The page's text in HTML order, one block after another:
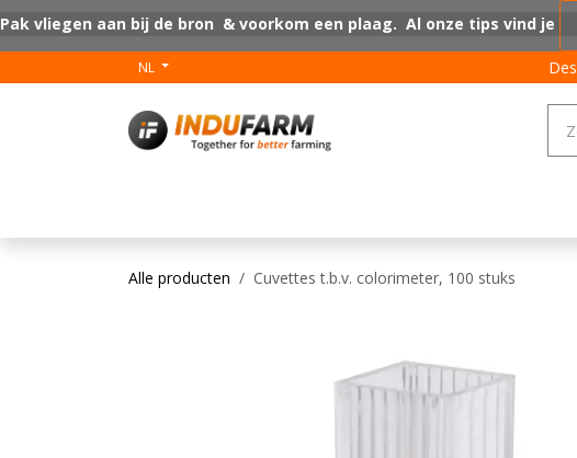
Pak vliegen aan bij de bron & voorkom een plaag. Al onze tips vind je
NL
Alle producten Cuvettes t.b.v. colorimeter, 100 stuks